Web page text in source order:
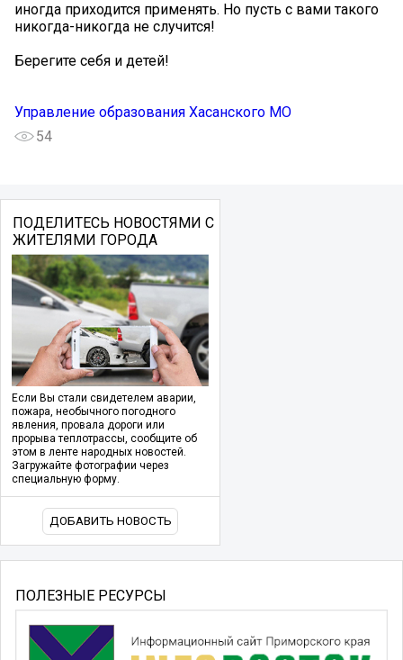
иногда приходится применять. Но пусть с вами такого
никогда-никогда не случится!
Берегите себя и детей!
Управление образования Хасанского МО
54
ПОДЕЛИТЕСЬ НОВОСТЯМИ С
ЖИТЕЛЯМИ ГОРОДА
Если Вы стали свидетелем аварии,
пожара, необычного погодного
явления, провала дороги или
прорыва теплотрассы, сообщите об
этом в ленте народных новостей.
Загружайте фотографии через
специальную форму.
ДОБАВИТЬ НОВОСТЬ
ПОЛЕЗНЫЕ РЕСУРСЫ